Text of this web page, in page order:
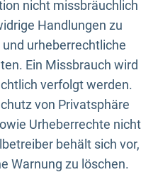
nicht missbräuchlich
Handlungen zu
urheberrechtliche
Ein Missbrauch wird
verfolgt werden.
von Privatsphäre
Urheberrechte nicht
behält sich vor,
Warnung zu löschen.